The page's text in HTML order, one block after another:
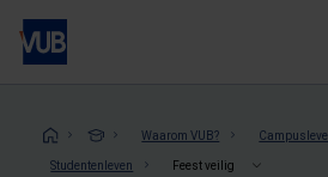
Overslaan
naar
inhoud
Waarom VUB?
Studentenleven Feest veilig